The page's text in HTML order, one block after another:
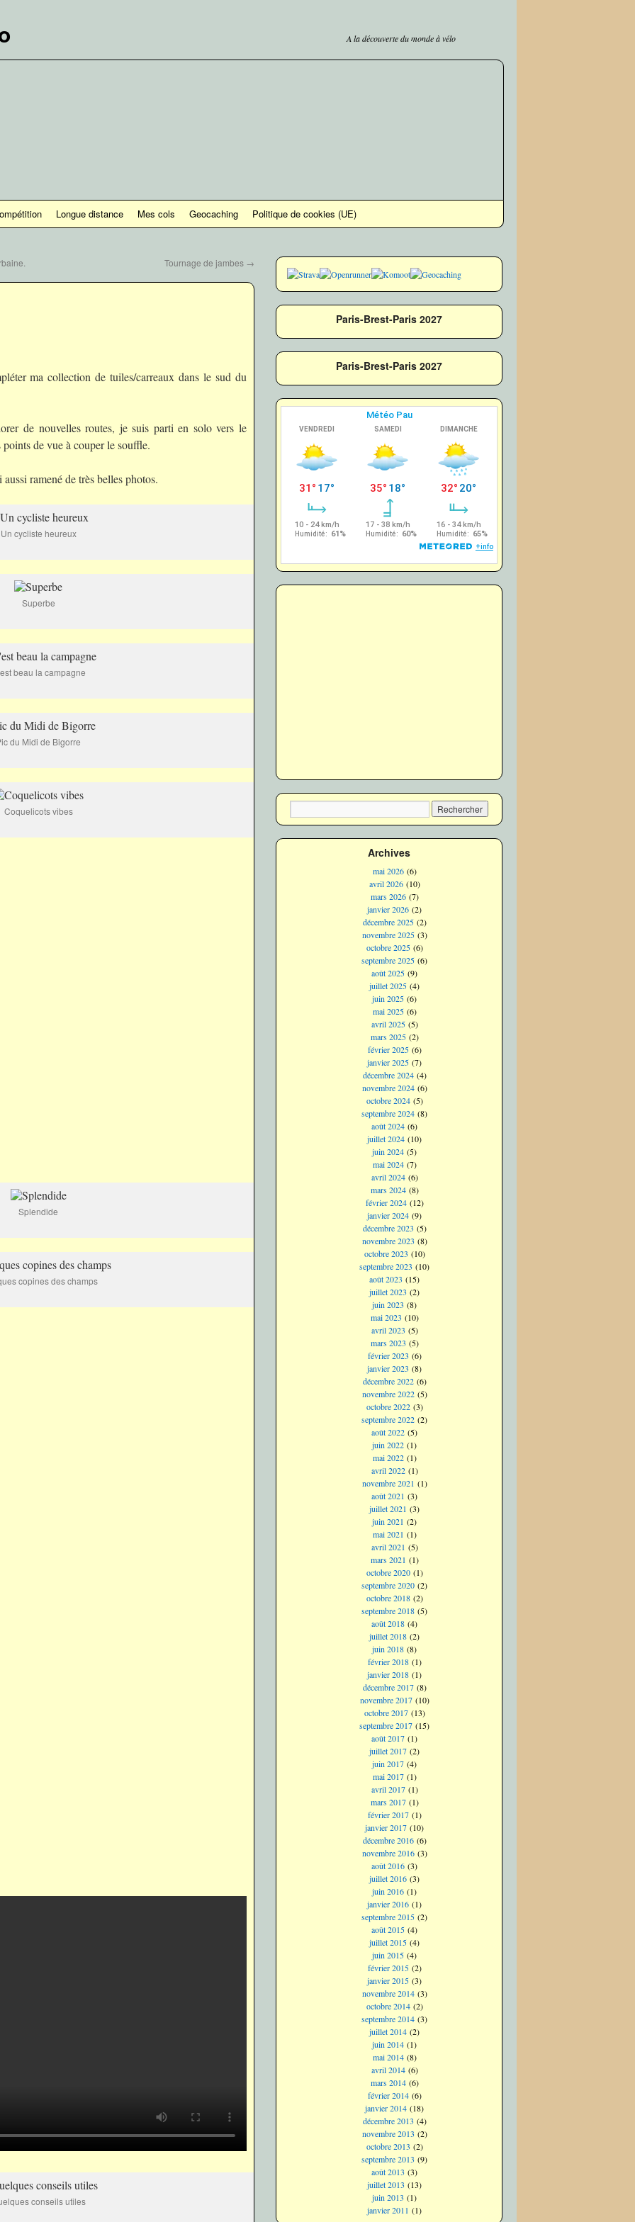
A la découverte du monde à vélo
Longue distance Mes cols Geocaching Politique de cookies (UE)
Tournage de jambes →
ma collection de tuiles/carreaux dans le sud du
de nouvelles routes, je suis parti en solo vers le
de vue à couper le souffle.
ramené de très belles photos.
Un cycliste heureux
Superbe
beau la campagne
du Midi de Bigorre
Coquelicots vibes
Splendide
copines des champs
conseils utiles
Paris-Brest-Paris 2027
Paris-Brest-Paris 2027
Archives
mai 2026(6)
avril 2026(10)
mars 2026(7)
janvier 2026 (2)
décembre 2025(2)
novembre 2025(3)
octobre 2025(6)
septembre 2025 (6)
août 2025 (9)
juillet 2025 (4)
juin 2025 (6)
mai 2025(6)
avril 2025(5)
mars 2025(2)
février 2025(6)
janvier 2025 (7)
décembre 2024(4)
novembre 2024(6)
octobre 2024(5)
septembre 2024 (8)
août 2024 (6)
juillet 2024 (10)
juin 2024 (5)
mai 2024(7)
avril 2024(6)
mars 2024(8)
février 2024(12)
janvier 2024 (9)
décembre 2023 (5)
novembre 2023 (8)
octobre 2023 (10)
septembre 2023 (10)
août 2023 (15)
juillet 2023 (2)
juin 2023 (8)
mai 2023 (10)
avril 2023 (5)
mars 2023 (5)
février 2023 (6)
janvier 2023 (8)
décembre 2022(6)
novembre 2022(5)
octobre 2022(3)
septembre 2022 (2)
août 2022 (5)
juin 2022 (1)
mai 2022(1)
avril 2022(1)
novembre 2021 (1)
août 2021 (3)
juillet 2021 (3)
juin 2021 (2)
mai 2021 (1)
avril 2021 (5)
mars 2021 (1)
octobre 2020(1)
septembre 2020 (2)
octobre 2018(2)
septembre 2018 (5)
août 2018 (4)
juillet 2018 (2)
juin 2018 (8)
février 2018(1)
janvier 2018 (1)
décembre 2017(8)
novembre 2017(10)
octobre 2017(13)
septembre 2017 (15)
août 2017 (1)
juillet 2017 (2)
juin 2017 (4)
mai 2017(1)
avril 2017(1)
mars 2017(1)
février 2017(1)
janvier 2017 (10)
décembre 2016(6)
novembre 2016(3)
août 2016 (3)
juillet 2016 (3)
juin 2016 (1)
janvier 2016 (1)
septembre 2015 (2)
août 2015 (4)
juillet 2015 (4)
juin 2015 (4)
février 2015(2)
janvier 2015 (3)
novembre 2014(3)
octobre 2014(2)
septembre 2014 (3)
juillet 2014 (2)
juin 2014 (1)
mai 2014(8)
avril 2014(6)
mars 2014(6)
février 2014(6)
janvier 2014 (18)
décembre 2013 (4)
novembre 2013 (2)
octobre 2013 (2)
septembre 2013 (9)
août 2013 (3)
juillet 2013 (13)
juin 2013 (1)
janvier 2011 (1)